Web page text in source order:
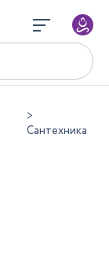
Сантехника